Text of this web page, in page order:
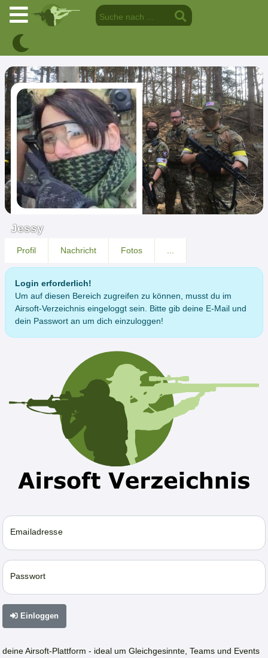
Jessy
Profil Nachricht Fotos
Login erforderlich!
Um auf diesen Bereich zugreifen zu können, musst du im
Airsoft-Verzeichnis eingeloggt sein. Bitte gib deine E-Mail und
dein Passwort an um dich einzuloggen!
Emailadresse
Passwort
Einloggen
deine Airsoft-Plattform - ideal um Gleichgesinnte, Teams und Events